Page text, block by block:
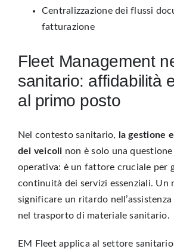
Centralizzazione dei flussi
fatturazione
Fleet Management
sanitario: affidabilità
al primo posto
Nel contesto sanitario,
la gestione
dei veicoli non è solo una
operativa: è un fattore cruciale per
continuità dei servizi essenziali. Un
significare un ritardo
nel trasporto di materiale sanitario.
EM Fleet applica al settore